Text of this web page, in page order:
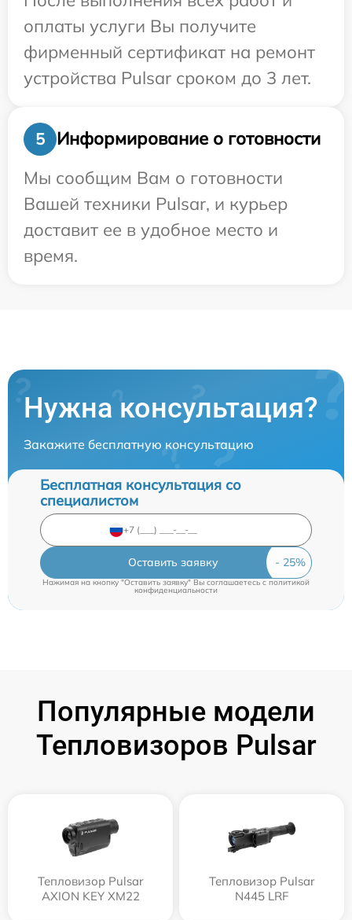
оплаты услуги Вы получите
фирменный сертификат на ремонт
устройства Pulsar сроком до 3 лет.
5
Информирование о готовности
Мы сообщим Вам о готовности
Вашей техники Pulsar, и курьер
доставит ее в удобное место и
время.
Нужна консультация?
Закажите бесплатную консультацию
Бесплатная консультация со
специалистом
Оставить заявку
Нажимая на кнопку "Оставить заявку" Вы соглашаетесь cполитикой
конфиденциальности
Популярные модели
Тепловизоров Pulsar
Тепловизор Pulsar
AXION KEY XM22
Тепловизор Pulsar
N445 LRF